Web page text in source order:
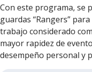
Con este programa, se
guardas “Rangers”
trabajo considerado
mayor rapidez de
desempeño personal y